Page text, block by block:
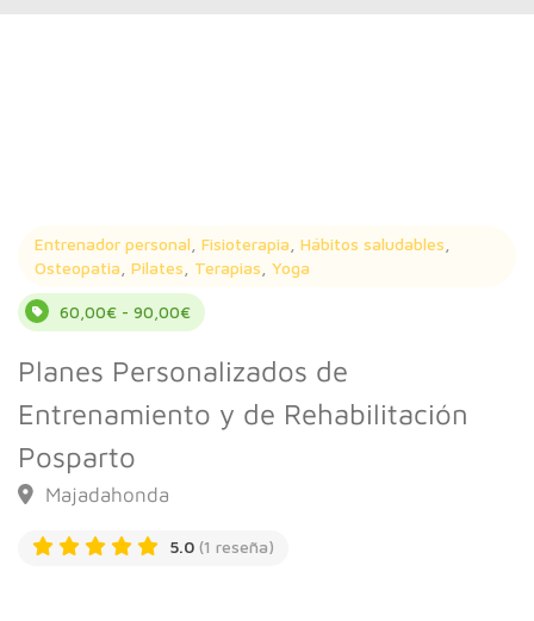
Entrenador personal Fisioterapia Hábitos saludables
Osteopatia Pilates Terapias Yoga
60,00€ - 90,00€
Planes Personalizados de
Entrenamiento y de Rehabilitación
Posparto
Majadahonda
5.0 (1 reseña)